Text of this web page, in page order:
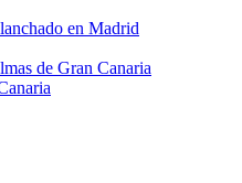
en Madrid